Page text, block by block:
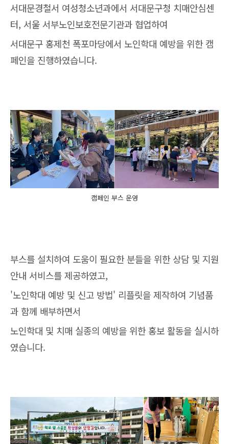
서대문경철서 여성청소년과에서 서대문구청 치매안심센
터, 서울 서부노인보호전문기관과 협업하여
서대문구 홍제천 폭포마당에서 노인학대 예방을 위한 캠
페인을 진행하였습니다.
캠페인 부스 운영
부스를 설치하여 도움이 필요한 분들을 위한 상담 및 지원
안내 서비스를 제공하였고,
'노인학대 예방 및 신고 방법' 리플릿을 제작하여 기념품
과 함께 배부하면서
노인학대 및 치매 실종의 예방을 위한 홍보 활동을 실시하
였습니다.